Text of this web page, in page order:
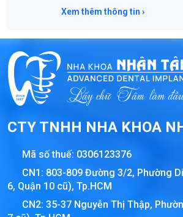
Xem thêm thông tin ›
CTY TNHH NHA KHOA
Mã số thuế: 0306123376
CN1: 803-809 Đường 3/2, Phường
6, Quận 10 cũ), Tp.HCM
CN2: 35-37 Nguyễn Thị Thập,